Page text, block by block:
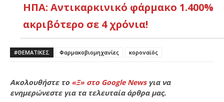
ΗΠΑ: Αντικαρκινικό φάρμακο 1.400%
ακριβότερο σε 4 χρόνια!
#ΘΕΜΑΤΙΚΈΣ Φαρμακοβιομηχανίες κοροναϊός
Ακολουθήστε το «Ξ» στο Google Newsγια να
ενημερώνεστε για τα τελευταία άρθρα μας.